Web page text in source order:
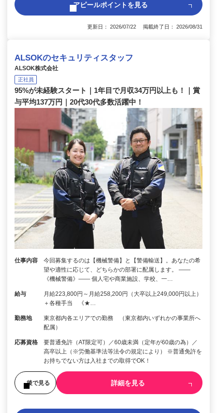
アピールポイントを見る
更新日： 2026/07/22 掲載終了日： 2026/08/31
ALSOKのセキュリティスタッフ
ALSOK株式会社
正社員
95%が未経験スタート｜1年目で月収34万円以上も！｜賞
与平均137万円｜20代30代多数活躍中！
仕事内容
今回募集するのは【機械警備】と【警備輸送】。あなたの希
望や適性に応じて、どちらかの部署に配属します。 ――
《機械警備》―― 個人宅や商業施設、学校、一…
給与
月給223,800円～月給258,200円（大卒以上249,000円以上）
＋各種手当 《★…
勤務地
東京都内各エリアでの勤務 （東京都内いずれかの事業所へ
配属）
応募資格
要普通免許（AT限定可）／60歳未満（定年が60歳の為）／
高卒以上（※労働基準法等法令の規定により） ※普通免許を
お持ちでない方は入社までの取得でOK！
後で見る 詳細を見る